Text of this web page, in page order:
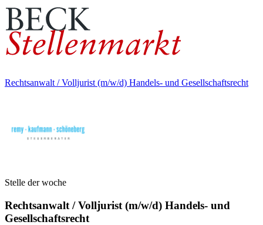
Rechtsanwalt / Volljurist (m/w/d) Handels- und Gesellschaftsrecht
Stelle der woche
Rechtsanwalt / Volljurist (m/w/d) Handels- und
Gesellschaftsrecht